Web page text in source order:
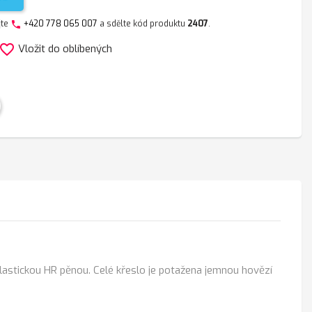
phone +420 778 065 007 a sdělte kód produktu 2407.
favorite_border Vložit do oblíbených
HR pěnou. Celé křeslo je potažena jemnou hovězí